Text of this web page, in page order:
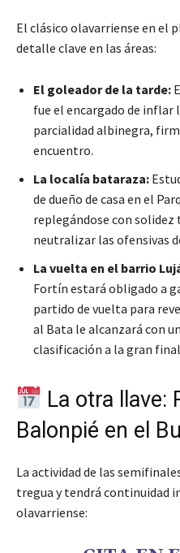
El clásico olavarriense en el
detalle clave en las áreas:
El goleador de la tarde:
fue el encargado de inflar
parcialidad albinegra,
encuentro.
La localía bataraza:
de dueño de casa en el
replegándose con solidez
neutralizar las ofensivas
La vuelta en el barrio
Fortín estará obligado a
partido de vuelta para
al Bata le alcanzará con
clasificación a la gran
La otra llave:
Balonpié en el
La actividad de las
tregua y tendrá continuidad
olavarriense: